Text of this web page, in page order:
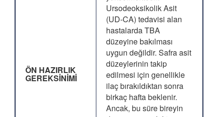
ÖN HAZIRLIK
GEREKSİNİMİ
Ursodeoksikolik Asit
(UD-CA) tedavisi alan
hastalarda TBA
düzeyine bakılması
uygun değildir. Safra asit
düzeylerinin takip
edilmesi için genellikle
ilaç bırakıldıktan sonra
birkaç hafta beklenir.
Ancak, bu süre bireyin